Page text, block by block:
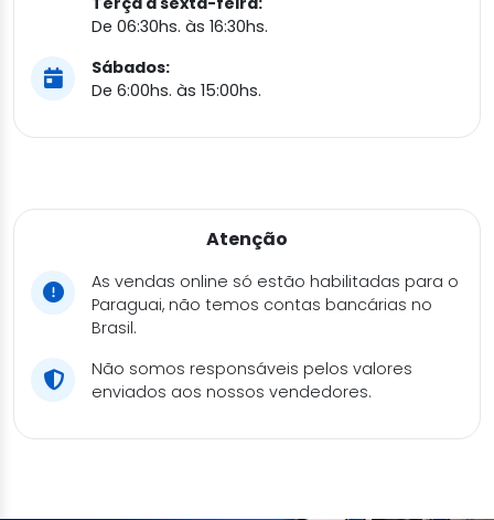
De 06:30hs. às 16:30hs.
Sábados:
De 6:00hs. às 15:00hs.
Atenção
As vendas online só estão habilitadas para o
Paraguai, não temos contas bancárias no
Brasil.
Não somos responsáveis pelos valores
enviados aos nossos vendedores.